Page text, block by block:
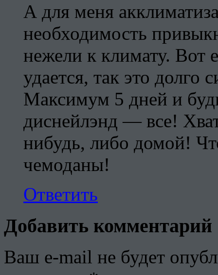
А для меня
необходимость
нежели к климату. Вот
удается, так это долго
Максимум 5 дней и
диснейлэнд — все!
нибудь, либо домой!
чемоданы!
Ответить
Добавить комментарий
Ваш e-mail не будет